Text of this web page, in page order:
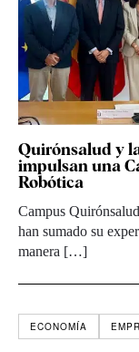
Quirónsalud y
impulsan una
Robótica
Campus
han sumado su
manera […]
ECONOMÍA